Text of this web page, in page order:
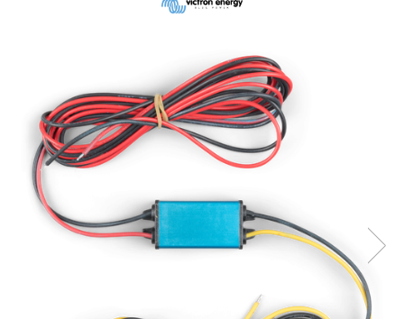
Baterii Industriale
Acumulatori
Ni-MH
Li-Ion
Incarcatoare acumulatori
Panouri fotovoltaice si accesorii